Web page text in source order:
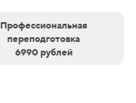
Профессиональная
переподготовка
6990 рублей